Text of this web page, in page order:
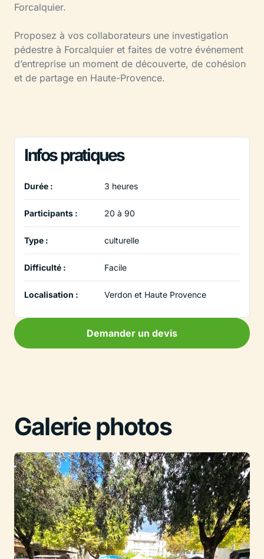
Forcalquier.
Proposez à vos collaborateurs une investigation
pédestre à Forcalquier et faites de votre événement
d’entreprise un moment de découverte, de cohésion
et de partage en Haute-Provence.
Infos pratiques
Durée : 3 heures
Participants : 20 à 90
Type : culturelle
Difficulté : Facile
Localisation : Verdon et Haute Provence
Demander un devis
Galerie photos